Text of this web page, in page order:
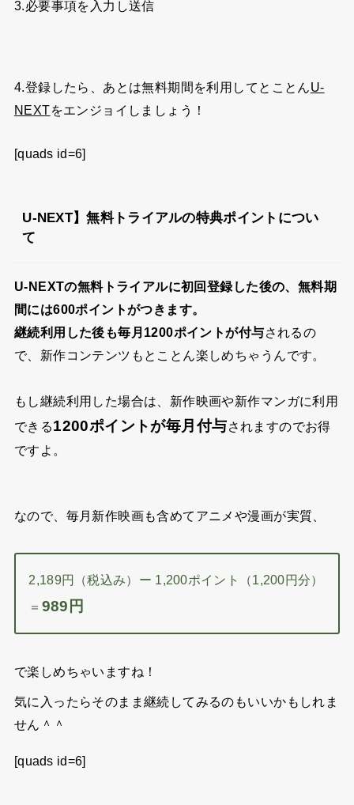
3.必要事項を入力し送信
4.登録したら、あとは無料期間を利用してとことんU-
NEXTをエンジョイしましょう！
[quads id=6]
U-NEXT】無料トライアルの特典ポイントについ
て
U-NEXTの無料トライアルに初回登録した後の、無料期
間には600ポイントがつきます。
継続利用した後も毎月1200ポイントが付与されるの
で、新作コンテンツもとことん楽しめちゃうんです。
もし継続利用した場合は、新作映画や新作マンガに利用
できる1200ポイントが毎月付与されますのでお得
ですよ。
なので、毎月新作映画も含めてアニメや漫画が実質、
2,189円（税込み）ー 1,200ポイント（1,200円分）
＝ 989円
で楽しめちゃいますね！
気に入ったらそのまま継続してみるのもいいかもしれま
せん＾＾
[quads id=6]